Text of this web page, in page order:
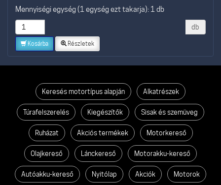
Mennyiségi egység (1 egység ezt takarja): 1 db
db
Kosárba Részletek
Keresés motortípus alapján Alkatrészek
Túrafelszerelés Kiegészítők Sisak és szemüveg
Ruházat Akciós termékek Motorkereső
Olajkereső Lánckereső Motorakku-kereső
Autóakku-kereső Nyitólap Akciók Motorok